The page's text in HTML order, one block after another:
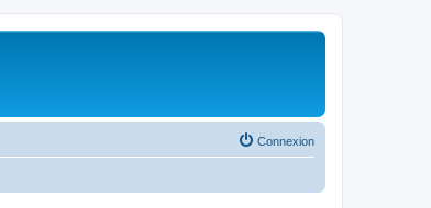
Connexion